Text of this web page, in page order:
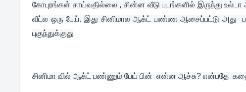
கோபுரங்கள் சாய்வதில்லை , சின்ன வீடு படங்களில் இருந்து உல்டா
வீட்ல ஒரு பேய். இது சினிமால ஆக்ட் பண்ண ஆசைப்பட்டு அது
புகுந்துக்குது
சினிமா வில் ஆக்ட் பண்ணும் பேய் பின்  என்ன ஆச்சு? என்பதே